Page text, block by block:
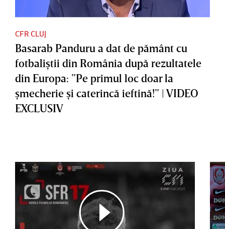
CFR CLUJ
Basarab Panduru a dat de pământ cu
fotbaliştii din România după rezultatele
din Europa: ”Pe primul loc doar la
şmecherie şi caterincă ieftină!” | VIDEO
EXCLUSIV